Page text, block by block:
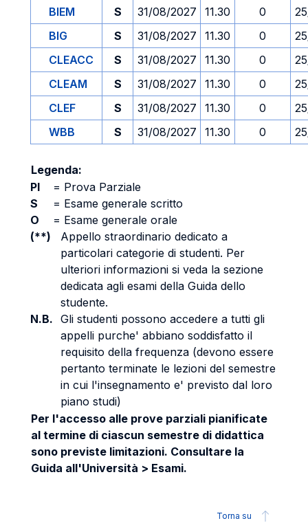
BIEM S 31/08/2027 11.30 0
BIG
S 31/08/2027 11.30 0
CLEACC
S 31/08/2027 11.30 0
CLEAM
S 31/08/2027 11.30 0
CLEF
S 31/08/2027 11.30 0
WBB
S 31/08/2027 11.30 0
Legenda:
PI
= Prova Parziale
S
= Esame generale scritto
O
= Esame generale orale
(**)
Appello straordinario dedicato a
particolari categorie di studenti. Per
ulteriori informazioni si veda la sezione
dedicata agli esami della Guida dello
studente.
N.B. Gli studenti possono accedere a tutti gli
appelli purche' abbiano soddisfatto il
requisito della frequenza (devono essere
pertanto terminate le lezioni del semestre
in cui l'insegnamento e' previsto dal loro
piano studi)
Per l'accesso alle prove parziali pianificate
al termine di ciascun semestre di didattica
sono previste limitazioni. Consultare la
Guida all'Università > Esami.
Torna su